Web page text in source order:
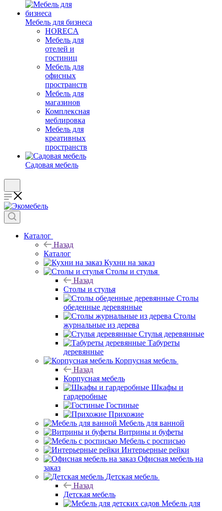
Мебель для бизнеса
HORECA
Мебель для
отелей и
гостиниц
Мебель для
офисных
пространств
Мебель для
магазинов
Комплексная
меблировка
Мебель для
креативных
пространств
Садовая мебель
Каталог
Назад
Каталог
Кухни на заказ
Столы и стулья
Назад
Столы и стулья
Столы
обеденные деревянные
Столы
журнальные из дерева
Стулья деревянные
Табуреты
деревянные
Корпусная мебель
Назад
Корпусная мебель
Шкафы и
гардеробные
Гостиные
Прихожие
Мебель для ванной
Витрины и буфеты
Мебель с росписью
Интерьерные рейки
Офисная мебель на
заказ
Детская мебель
Назад
Детская мебель
Мебель для